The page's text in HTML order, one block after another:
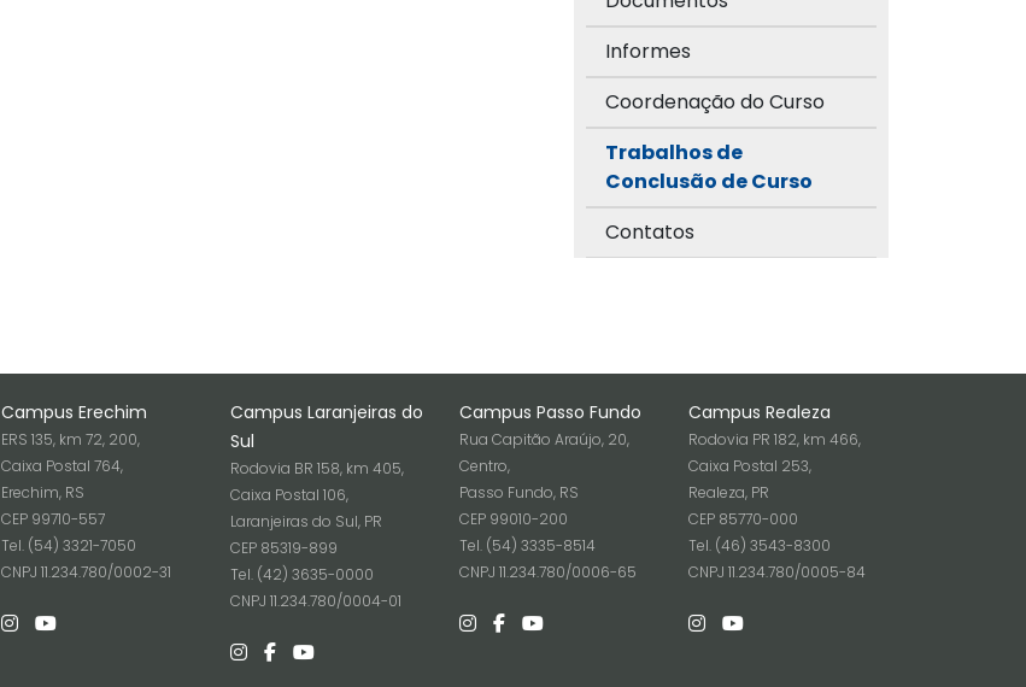
Informes
Coordenação do Curso
Trabalhos de
Conclusão de Curso
Contatos
Campus Erechim
ERS 135, km 72, 200,
Caixa Postal 764,
Erechim, RS
CEP 99710-557
Tel. (54) 3321-7050
CNPJ 11.234.780/0002-31
Campus Laranjeiras do
Sul
Rodovia BR 158, km 405,
Caixa Postal 106,
Laranjeiras do Sul, PR
CEP 85319-899
Tel. (42) 3635-0000
CNPJ 11.234.780/0004-01
Campus Passo Fundo
Rua Capitão Araújo, 20,
Centro,
Passo Fundo, RS
CEP 99010-200
Tel. (54) 3335-8514
CNPJ 11.234.780/0006-65
Campus Realeza
Rodovia PR 182, km 466,
Caixa Postal 253,
Realeza, PR
CEP 85770-000
Tel. (46) 3543-8300
CNPJ 11.234.780/0005-84